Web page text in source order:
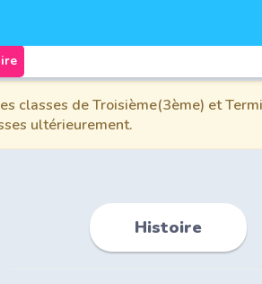
classes de Troisième(3ème) et
ultérieurement.
Histoire